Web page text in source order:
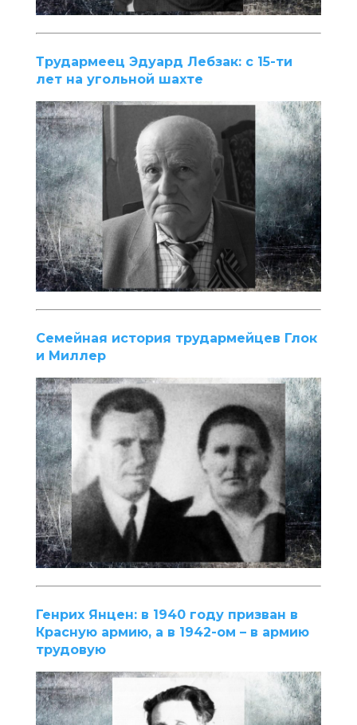
Трудармеец Эдуард Лебзак: с 15-ти
лет на угольной шахте
Семейная история трудармейцев Глок
и Миллер
Генрих Янцен: в 1940 году призван в
Красную армию, а в 1942-ом – в армию
трудовую